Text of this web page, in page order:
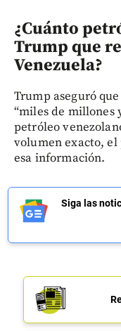
¿Cuánto
Trump que
Venezuela?
Trump aseguró
“miles de millones
petróleo
volumen exacto,
esa información.
Siga las